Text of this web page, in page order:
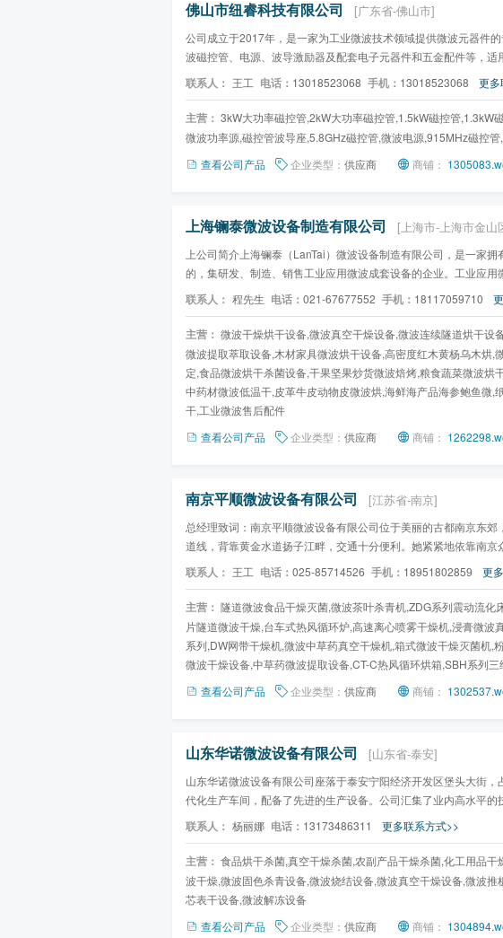
佛山市纽睿科技有限公司 [广东省-佛山市]
公司成立于2017年，是一家为工业微波技术领域提供微波元器件
波磁控管、电源、波导激励器及配套电子元器件和五金配件等，适
915MHz（功率1kW~3kW）...
联系人： 王工 电话： 13018523068 手机： 13018523068 更多
主营： 3kW大功率磁控管,2kW大功率磁控管,1.5kW磁控管,1.3kW
微波功率源,磁控管波导座,5.8GHz磁控管,微波电源,915MHz磁控
查看公司产品
企业类型： 供应商 商铺：
上海镧泰微波设备制造有限公司 [上海市-上海市金山
上公司简介上海镧泰（LanTai）微波设备制造有限公司，是一家
的，集研发、制造、销售工业应用微波成套设备的企业。工业应用
是以企业产品生产工艺...
联系人： 程先生 电话： 021-67677552 手机： 18117059710
主营： 微波干燥烘干设备,微波真空干燥设备,微波连续隧道烘干设
微波提取萃取设备,木材家具微波烘干设备,高密度红木黄杨乌木烘,
定,食品微波烘干杀菌设备,干果坚果炒货微波焙烤,粮食蔬菜微波烘
中药材微波低温干,皮革牛皮动物皮微波烘,海鲜海产品海参鲍鱼微,
干,工业微波售后配件
查看公司产品
企业类型： 供应商 商铺：
南京平顺微波设备有限公司 [江苏省-南京]
总经理致词：南京平顺微波设备有限公司位于美丽的古都南京东
道线，背靠黄金水道扬子江畔，交通十分便利。她紧紧地依靠南京
的实践经验。产品集科...
联系人： 王工 电话： 025-85714526 手机： 18951802859 更
主营： 隧道微波食品干燥灭菌,微波茶叶杀青机,ZDG系列震动流化
片隧道微波干燥,台车式热风循环炉,高速离心喷雾干燥机,浸膏微波
系列,DW网带干燥机,微波中草药真空干燥机,箱式微波干燥灭菌机,
微波干燥设备,中草药微波提取设备,CT-C热风循环烘箱,SBH系列三
查看公司产品
企业类型： 供应商 商铺：
山东华诺微波设备有限公司 [山东省-泰安]
山东华诺微波设备有限公司座落于泰安宁阳经济开发区堡头大街
代化生产车间，配备了先进的生产设备。公司汇集了业内高水平的
技术工人，以现代化的管...
联系人： 杨丽娜 电话： 13173486311 更多联系方式>>
主营： 食品烘干杀菌,真空干燥杀菌,农副产品干燥杀菌,化工用品
波干燥,微波固色杀青设备,微波烧结设备,微波真空干燥设备,微波
芯表干设备,微波解冻设备
查看公司产品
企业类型： 供应商 商铺：